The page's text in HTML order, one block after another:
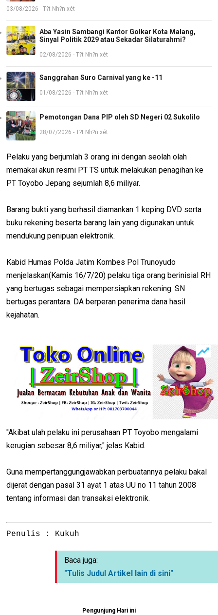
03/08/2026 - T?t Nh?n xét
Aba Yasin Sambangi Kantor Golkar Kota Malang,
Sinyal Politik 2029 atau Sekadar Silaturahmi?
02/08/2026 - T?t Nh?n xét
Sanggrahan Suro Carnival yang ke -11
01/08/2026 - T?t Nh?n xét
Pemotongan Dana PIP oleh SD Negeri 02 Sukolilo
28/07/2026 - T?t Nh?n xét
Pelaku yang berjumlah 3 orang ini dengan seolah olah
memakai akun resmi PT TS untuk melakukan penagihan ke
PT Toyobo Jepang sejumlah 8,6 miliyar.
Barang bukti yang berhasil diamankan 1 keping DVD serta
buku rekening beserta barang lain yang digunakan untuk
mendukung penipuan elektronik.
Kabid Humas Polda Jatim Kombes Pol Trunoyudo
menjelaskan(Kamis 16/7/20) pelaku tiga orang berinisial RH
yang bertugas sebagai mempersiapkan rekening. SN
bertugas perantara. DA berperan penerima dana hasil
kejahatan.
''Akibat ulah pelaku ini perusahaan PT Toyobo mengalami
kerugian sebesar 8,6 miliyar," jelas Kabid.
Guna mempertanggungjawabkan perbuatannya pelaku bakal
dijerat dengan pasal 31 ayat 1 atas UU no 11 tahun 2008
tentang informasi dan transaksi elektronik.
Penulis : Kukuh
Baca juga:
"Tulis Judul Artikel lain di sini"
Pengunjung Hari ini